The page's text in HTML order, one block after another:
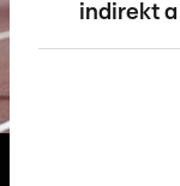
indirekt